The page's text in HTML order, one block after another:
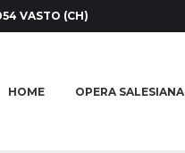
VASTO (CH)
HOME OPERA SALESIANA